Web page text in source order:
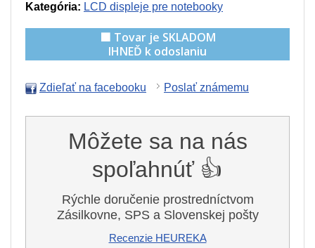
Kategória: LCD displeje pre notebooky
🟩 Tovar je SKLADOM
IHNEĎ k odoslaniu
Zdieľať na facebooku Poslať známemu
Môžete sa na nás
spoľahnúť 👍
Rýchle doručenie prostredníctvom
Zásilkovne, SPS a Slovenskej pošty
Recenzie HEUREKA